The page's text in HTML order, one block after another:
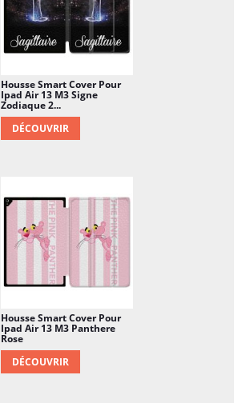
Housse Smart Cover Pour
Ipad Air 13 M3 Signe
Zodiaque 2...
DÉCOUVRIR
Housse Smart Cover Pour
Ipad Air 13 M3 Panthere
Rose
DÉCOUVRIR